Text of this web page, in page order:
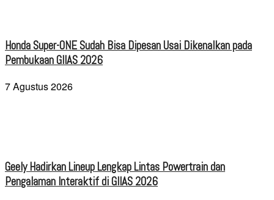
Honda Super-ONE Sudah Bisa Dipesan Usai Dikenalkan pada
Pembukaan GIIAS 2026
7 Agustus 2026
Geely Hadirkan Lineup Lengkap Lintas Powertrain dan
Pengalaman Interaktif di GIIAS 2026